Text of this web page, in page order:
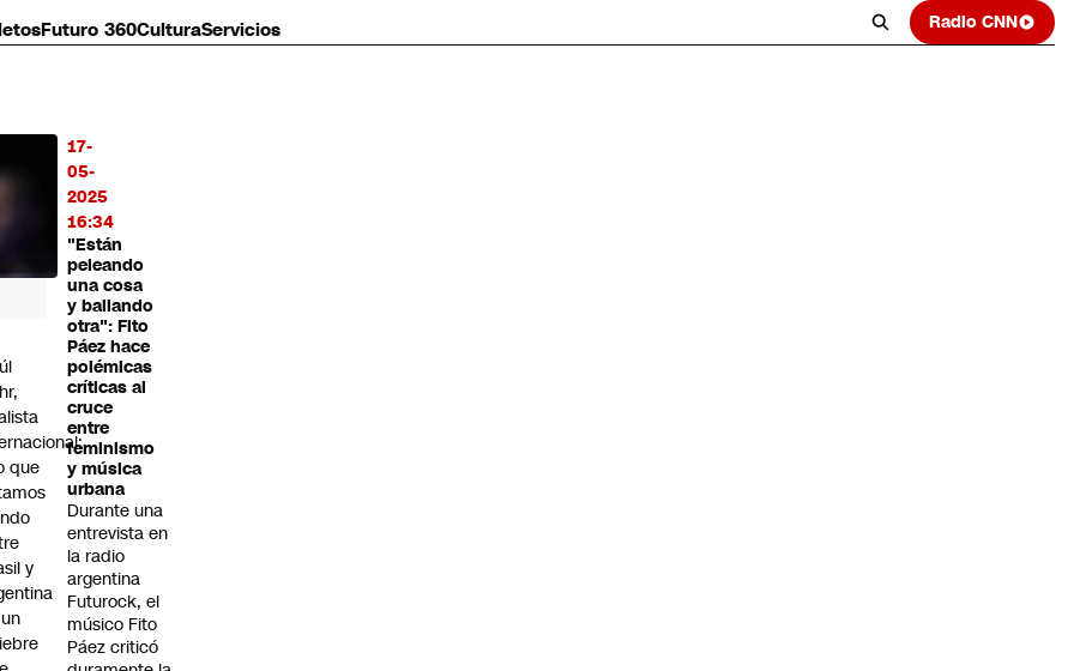
Futuro 360CulturaServicios Radio CNN
17-
05-
2025
16:34
"Están
peleando
una cosa
y bailando
otra": Fito
Páez hace
polémicas
críticas al
cruce
entre
feminismo
y música
urbana
Durante una
entrevista en
la radio
argentina
Futurock, el
músico Fito
Páez criticó
que
y